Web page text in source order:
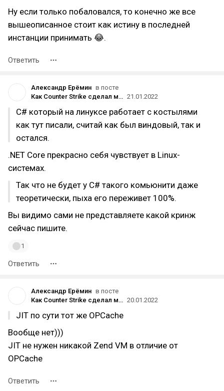
Ну если только побаловался, то конечно же все
вышеописанное стоит как истину в последней
инстанции принимать 😂.
Ответить
Александр Ерёмин в посте
Как Counter Strike сделал меня веб-разработчиком и как я открыл свою веб-студию 21.01.2022
C# который на линуксе работает с костылями
как тут писали, считай как был виндовый, так и
остался.
.NET Core прекрасно себя чувствует в Linux-
системах.
Так что не будет у C# такого комьюнити даже
теоретически, пыха его переживет 100%.
Вы видимо сами не представляете какой кринж
сейчас пишите.
1
Ответить
Александр Ерёмин в посте
Как Counter Strike сделал меня веб-разработчиком и как я открыл свою веб-студию 20.01.2022
JIT по сути тот же OPCache
Вообще нет)))
JIT не нужен никакой Zend VM в отличие от
OPCache
Ответить